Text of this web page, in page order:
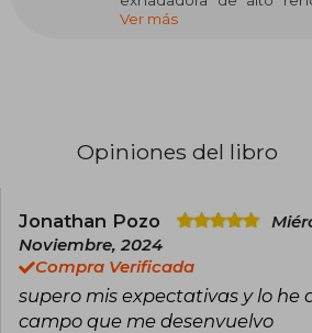
helicóptero. Ha
especializada en alto
sus centros
entrenamientos para
bienestar mental de
entrena a equipos
todo el mundo,
Ver más
Opiniones del libro
Jonathan Pozo
Noviembre, 2024
Compra Verificada
supero mis expectativas y lo he
campo que me desenvuelvo